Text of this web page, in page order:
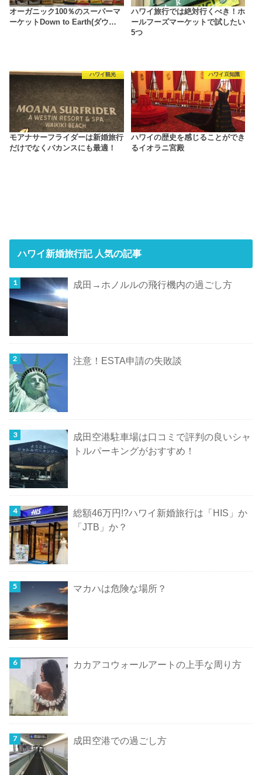
オーガニック100％のスーパーマ
ーケットDown to Earth(ダウ…
ハワイ旅行では絶対行くべき！ホ
ールフーズマーケットで試したい
5つ
ハワイ観光
モアナサーフライダーは新婚旅行
だけでなくバカンスにも最適！
ハワイ豆知識
ハワイの歴史を感じることができ
るイオラニ宮殿
ハワイ新婚旅行記 人気の記事
成田→ホノルルの飛行機内の過ごし方
注意！ESTA申請の失敗談
成田空港駐車場は口コミで評判の良いシャ
トルパーキングがおすすめ！
総額46万円!?ハワイ新婚旅行は「HIS」か
「JTB」か？
マカハは危険な場所？
カカアコウォールアートの上手な周り方
成田空港での過ごし方